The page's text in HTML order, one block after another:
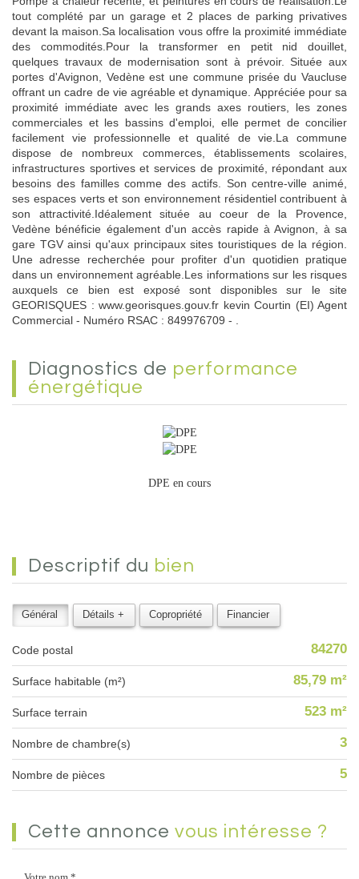
tout complété par un garage et 2 places de parking privatives
devant la maison.Sa localisation vous offre la proximité immédiate
des commodités.Pour la transformer en petit nid douillet,
quelques travaux de modernisation sont à prévoir. Située aux
portes d'Avignon, Vedène est une commune prisée du Vaucluse
offrant un cadre de vie agréable et dynamique. Appréciée pour sa
proximité immédiate avec les grands axes routiers, les zones
commerciales et les bassins d'emploi, elle permet de concilier
facilement vie professionnelle et qualité de vie.La commune
dispose de nombreux commerces, établissements scolaires,
infrastructures sportives et services de proximité, répondant aux
besoins des familles comme des actifs. Son centre-ville animé,
ses espaces verts et son environnement résidentiel contribuent à
son attractivité.Idéalement située au coeur de la Provence,
Vedène bénéficie également d'un accès rapide à Avignon, à sa
gare TGV ainsi qu'aux principaux sites touristiques de la région.
Une adresse recherchée pour profiter d'un quotidien pratique
dans un environnement agréable.Les informations sur les risques
auxquels ce bien est exposé sont disponibles sur le site
GEORISQUES : www.georisques.gouv.fr kevin Courtin (EI) Agent
Commercial - Numéro RSAC : 849976709 - .
diagnostics de performance
énergétique
DPE en cours
descriptif du bien
Général Détails + Copropriété Financier
Code postal 84270
Surface habitable (m²) 85,79 m²
surface terrain 523 m²
Nombre de chambre(s) 3
Nombre de pièces 5
cette annonce vous intéresse ?